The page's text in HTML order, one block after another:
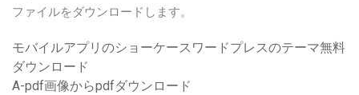
ファイルをダウンロードします。
モバイルアプリのショーケースワードプレスのテーマ無料
ダウンロード
A-pdf画像からpdfダウンロード